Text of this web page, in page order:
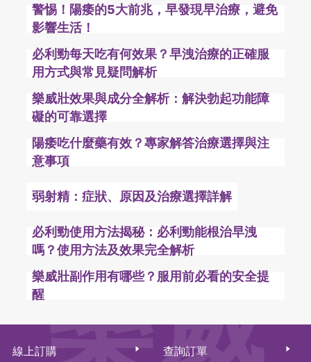
警惕！陽痿的5大前兆，早發現早治療，避免
影響生活！
必利勁每天吃有何效果？早洩治療的正確服
用方式與常見疑問解析
樂威壯效果與成分全解析：解決勃起功能障
礙的可靠選擇
陽痿吃什麼藥有效？專家解答治療選擇與注
意事項
弱射精：症狀、原因及治療選擇詳解
必利勁使用方法揭秘：必利勁能根治早洩
嗎？使用方法及效果完全解析
樂威壯副作用有哪些？服用前必看的安全提
醒
線上訂購 查詢訂單
樂威